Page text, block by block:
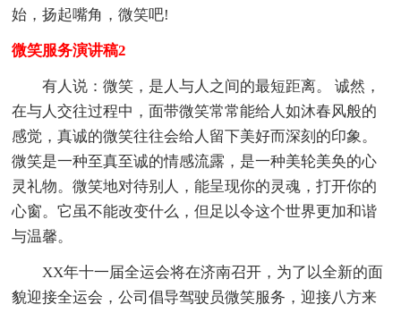
始，扬起嘴角，微笑吧!
微笑服务演讲稿2
有人说：微笑，是人与人之间的最短距离。 诚然，
在与人交往过程中，面带微笑常常能给人如沐春风般的
感觉，真诚的微笑往往会给人留下美好而深刻的印象。
微笑是一种至真至诚的情感流露，是一种美轮美奂的心
灵礼物。微笑地对待别人，能呈现你的灵魂，打开你的
心窗。它虽不能改变什么，但足以令这个世界更加和谐
与温馨。
XX年十一届全运会将在济南召开，为了以全新的面
貌迎接全运会，公司倡导驾驶员微笑服务，迎接八方来